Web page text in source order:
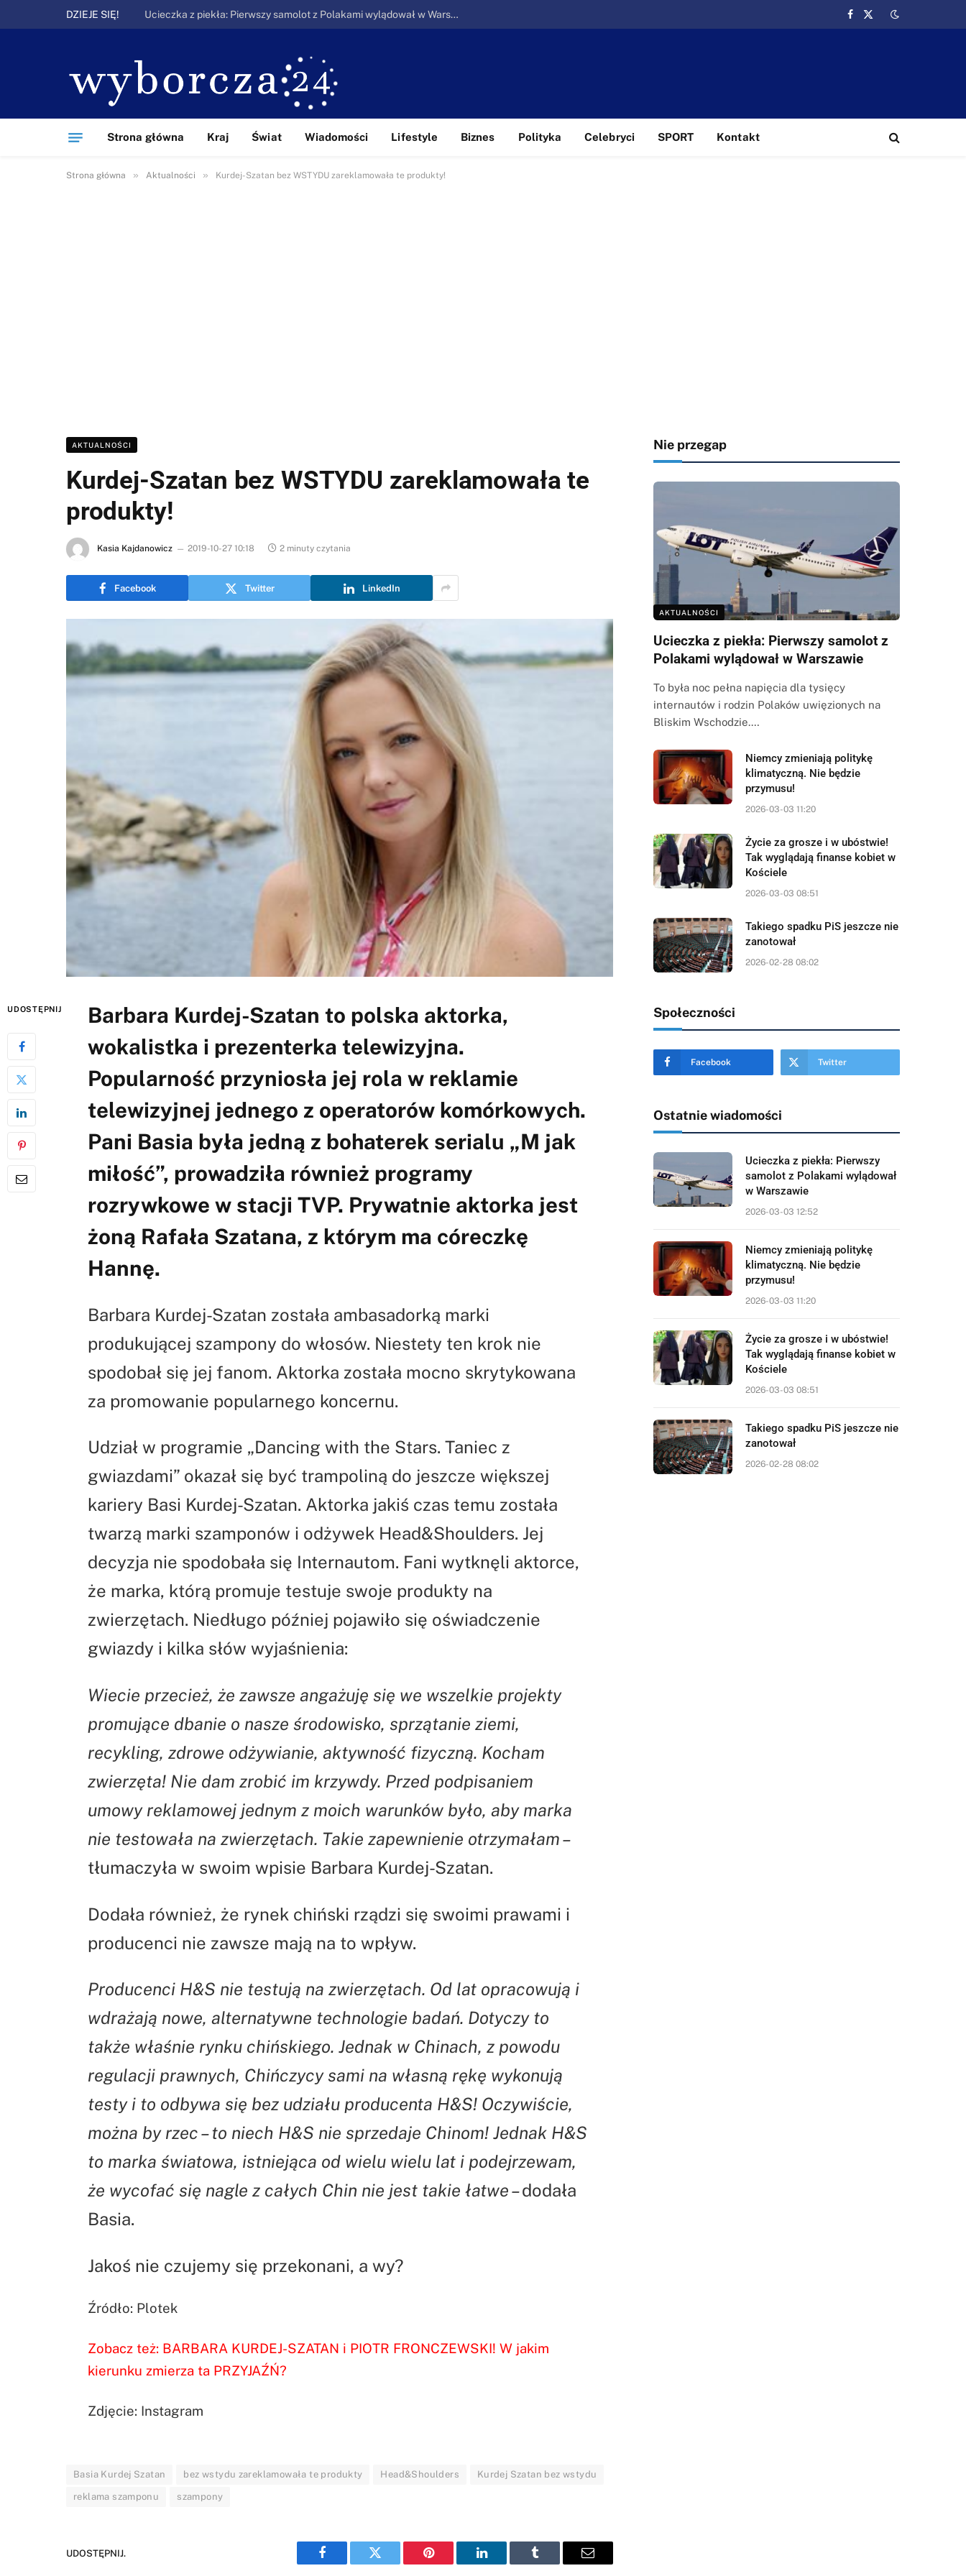
DZIEJE SIĘ! Ucieczka z piekła: Pierwszy samolot z Polakami wylądował w Warszawie
Facebook
X
Strona główna Kraj Świat Wiadomości Lifestyle Biznes Polityka Celebryci SPORT Kontakt
Strona główna » Aktualności » Kurdej-Szatan bez WSTYDU zareklamowała te produkty!
AKTUALNOŚCI
Kurdej-Szatan bez WSTYDU zareklamowała te
produkty!
Kasia Kajdanowicz 2019-10-27 10:18 2 minuty czytania
Facebook Twitter LinkedIn
UDOSTĘPNIJ
Barbara Kurdej-Szatan to polska aktorka,
wokalistka i prezenterka telewizyjna.
Popularność przyniosła jej rola w reklamie
telewizyjnej jednego z operatorów komórkowych.
Pani Basia była jedną z bohaterek serialu „M jak
miłość”, prowadziła również programy
rozrywkowe w stacji TVP. Prywatnie aktorka jest
żoną Rafała Szatana, z którym ma córeczkę
Hannę.
Barbara Kurdej-Szatan została ambasadorką marki
produkującej szampony do włosów. Niestety ten krok nie
spodobał się jej fanom. Aktorka została mocno skrytykowana
za promowanie popularnego koncernu.
Udział w programie „Dancing with the Stars. Taniec z
gwiazdami” okazał się być trampoliną do jeszcze większej
kariery Basi Kurdej-Szatan. Aktorka jakiś czas temu została
twarzą marki szamponów i odżywek Head&Shoulders. Jej
decyzja nie spodobała się Internautom. Fani wytknęli aktorce,
że marka, którą promuje testuje swoje produkty na
zwierzętach. Niedługo później pojawiło się oświadczenie
gwiazdy i kilka słów wyjaśnienia:
Wiecie przecież, że zawsze angażuję się we wszelkie projekty
promujące dbanie o nasze środowisko, sprzątanie ziemi,
recykling, zdrowe odżywianie, aktywność fizyczną. Kocham
zwierzęta! Nie dam zrobić im krzywdy. Przed podpisaniem
umowy reklamowej jednym z moich warunków było, aby marka
nie testowała na zwierzętach. Takie zapewnienie otrzymałam –
tłumaczyła w swoim wpisie Barbara Kurdej-Szatan.
Dodała również, że rynek chiński rządzi się swoimi prawami i
producenci nie zawsze mają na to wpływ.
Producenci H&S nie testują na zwierzętach. Od lat opracowują i
wdrażają nowe, alternatywne technologie badań. Dotyczy to
także właśnie rynku chińskiego. Jednak w Chinach, z powodu
regulacji prawnych, Chińczycy sami na własną rękę wykonują
testy i to odbywa się bez udziału producenta H&S! Oczywiście,
można by rzec – to niech H&S nie sprzedaje Chinom! Jednak H&S
to marka światowa, istniejąca od wielu wielu lat i podejrzewam,
że wycofać się nagle z całych Chin nie jest takie łatwe –dodała
Basia.
Jakoś nie czujemy się przekonani, a wy?
Źródło: Plotek
Zobacz też: BARBARA KURDEJ-SZATAN i PIOTR FRONCZEWSKI! W jakim
kierunku zmierza ta PRZYJAŹŃ?
Zdjęcie: Instagram
Basia Kurdej Szatan bez wstydu zareklamowała te produkty Head&Shoulders Kurdej Szatan bez wstydu
reklama szamponu szampony
UDOSTĘPNIJ.
Facebook Twitter Pinterest LinkedIn Tumblr Email
Nie przegap
AKTUALNOŚCI
Ucieczka z piekła: Pierwszy samolot z
Polakami wylądował w Warszawie
To była noc pełna napięcia dla tysięcy
internautów i rodzin Polaków uwięzionych na
Bliskim Wschodzie.…
Niemcy zmieniają politykę
klimatyczną. Nie będzie
przymusu!
2026-03-03 11:20
Życie za grosze i w ubóstwie!
Tak wyglądają finanse kobiet w
Kościele
2026-03-03 08:51
Takiego spadku PiS jeszcze nie
zanotował
2026-02-28 08:02
Społeczności
Facebook Twitter
Ostatnie wiadomości
Ucieczka z piekła: Pierwszy
samolot z Polakami wylądował
w Warszawie
2026-03-03 12:52
Niemcy zmieniają politykę
klimatyczną. Nie będzie
przymusu!
2026-03-03 11:20
Życie za grosze i w ubóstwie!
Tak wyglądają finanse kobiet w
Kościele
2026-03-03 08:51
Takiego spadku PiS jeszcze nie
zanotował
2026-02-28 08:02